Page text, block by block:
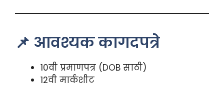
📌 आवश्यक कागदपत्रे
10वी प्रमाणपत्र (DOB साठी)
12वी मार्कशीट